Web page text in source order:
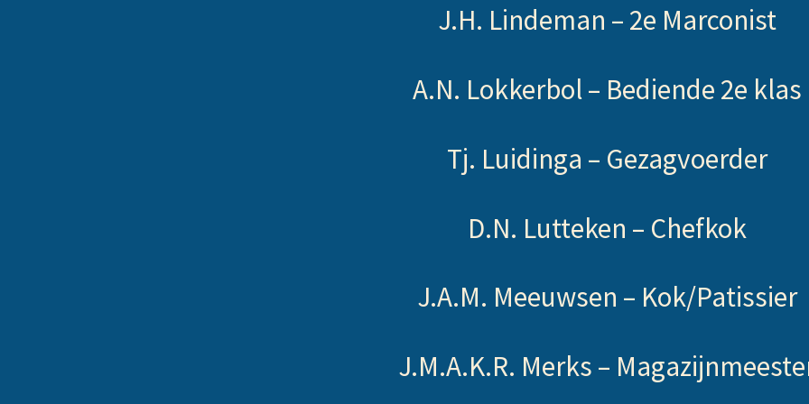
J.H. Lindeman – 2e Marconist
A.N. Lokkerbol – Bediende 2e klas
Tj. Luidinga – Gezagvoerder
D.N. Lutteken – Chefkok
J.A.M. Meeuwsen – Kok/Patissier
J.M.A.K.R. Merks –